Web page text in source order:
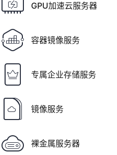
GPU加速云服务器
容器镜像服务
专属企业存储服务
镜像服务
裸金属服务器